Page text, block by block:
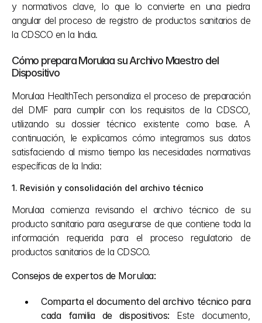
y normativos clave, lo que lo convierte en una piedra
angular del proceso de registro de productos sanitarios de
la CDSCO en la India.
Cómo prepara Morulaa su Archivo Maestro del
Dispositivo
Morulaa HealthTech personaliza el proceso de preparación
del DMF para cumplir con los requisitos de la CDSCO,
utilizando su dossier técnico existente como base. A
continuación, le explicamos cómo integramos sus datos
satisfaciendo al mismo tiempo las necesidades normativas
específicas de la India:
1. Revisión y consolidación del archivo técnico
Morulaa comienza revisando el archivo técnico de su
producto sanitario para asegurarse de que contiene toda la
información requerida para el proceso regulatorio de
productos sanitarios de la CDSCO.
Consejos de expertos de Morulaa:
Comparta el documento del archivo técnico para
cada familia de dispositivos: Este documento,